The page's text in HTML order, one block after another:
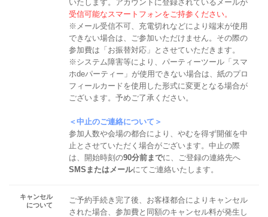
いたします。アカウントに登録されているメールが
受信可能なスマートフォンをご持参ください。
※メール受信不可、充電切れなどにより端末が使用
できない場合は、ご参加いただけません。その際の
参加費は「お振替対応」とさせていただきます。
※システム障害等により、パーティーツール「スマ
ホdeパーティー」が使用できない場合は、紙のプロ
フィールカードを使用した形式に変更となる場合が
ございます。予めご了承ください。
＜中止のご連絡について＞
参加人数や会場の都合により、やむを得ず開催を中
止とさせていただく場合がございます。中止の際
は、開始時刻の90分前までに、ご登録の連絡先へ
SMSまたはメールにてご連絡いたします。
キャンセル
について
ご予約手続き完了後、お客様都合によりキャンセル
された場合、参加費と同額のキャンセル料が発生し